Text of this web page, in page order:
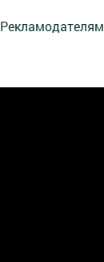
Рекламодателям